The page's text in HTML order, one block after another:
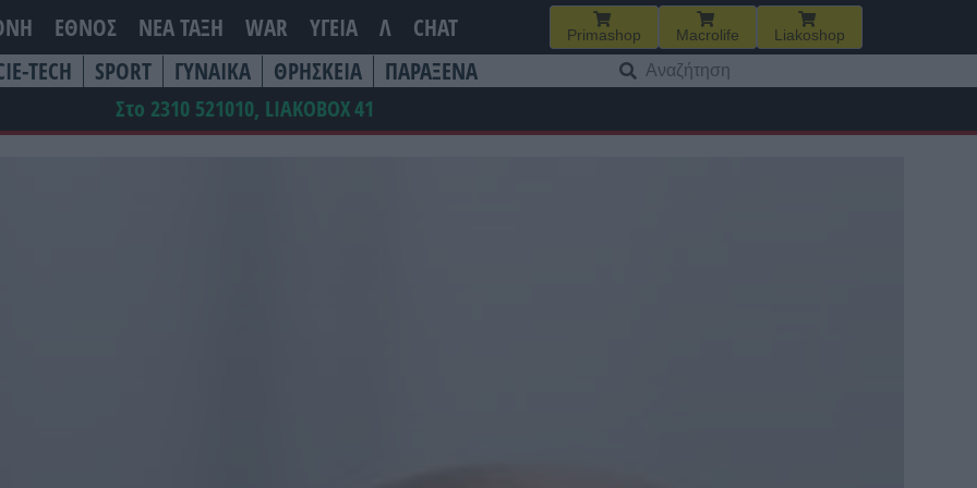
ΕΘΝΟΣ ΝΕΑ ΤΆΞΗ WAR ΥΓΕΙΑ Λ CHAT Primashop Macrolife Liakoshop
TECH SPORT ΓΥΝΑΙΚΑ ΘΡΗΣΚΕΙΑ ΠΑΡΑΞΕΝΑ
για:
Στο 2310 521010, LIAKOBOX41